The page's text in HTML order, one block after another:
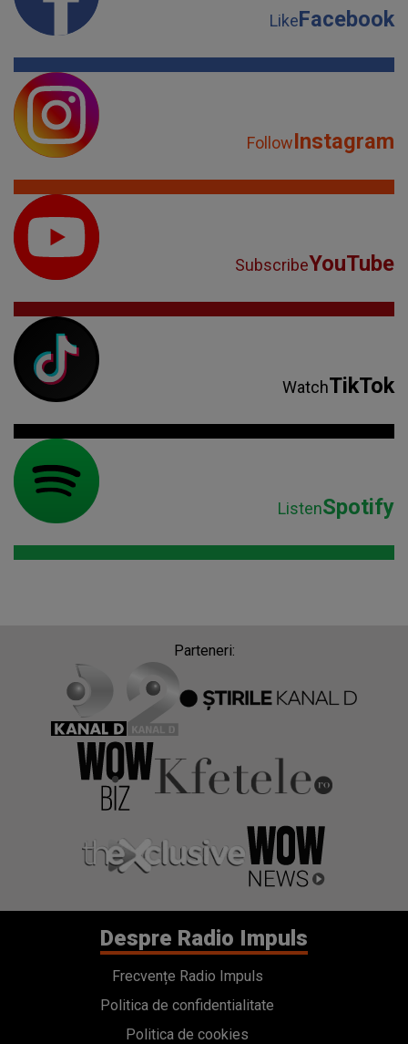
LikeFacebook
FollowInstagram
SubscribeYouTube
WatchTikTok
ListenSpotify
Parteneri:
Despre Radio Impuls
Frecvențe Radio Impuls
Politica de confidentialitate
Politica de cookies